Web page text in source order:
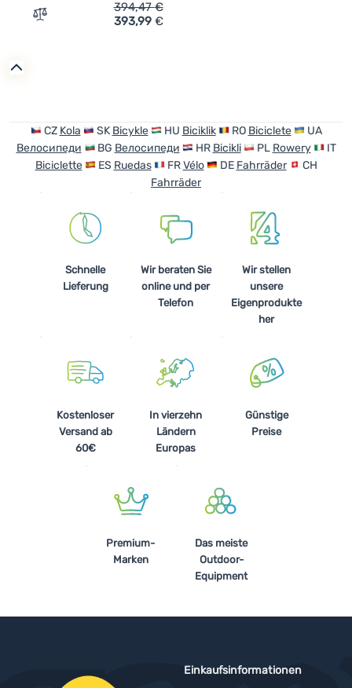
Zum Vergleich 'Kinderfahrrad Yedoo Koolo 16'
394,47€
393,99 €
CZ Kola SK Bicykle HU Biciklik RO Biciclete
UA
Велосипеди
BG Велосипеди HR Bicikli PL Rowery
IT
Biciclette
ES Ruedas FRVélo DE Fahrräder
CH
Fahrräder
Schnelle
Lieferung
Wir beraten Sie
online und per
Telefon
Wir stellen
unsere
Eigenprodukte
her
Kostenloser
Versand ab
60€
In vierzehn
Ländern
Europas
Günstige
Preise
Premium-
Marken
Das meiste
Outdoor-
Equipment
Einkaufsinformationen